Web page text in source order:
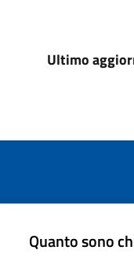
Ultimo
Quanto sono